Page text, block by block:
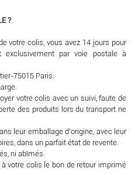
?
votre colis, vous avez 14 jours pour
par voie postale à
75015 Paris.
votre colis avec un suivi, faute de
des produits lors du transport ne
leur emballage d’origine, avec leur
dans un parfait état de revente.
ni abîmés.
votre colis le bon de retour imprimé